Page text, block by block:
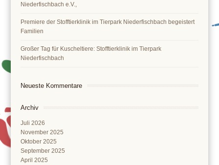
Niederfischbach e.V.,
Premiere der Stofftierklinik im Tierpark Niederfischbach begeistert
Familien
Großer Tag für Kuscheltiere: Stofftierklinik im Tierpark
Niederfischbach
Neueste Kommentare
Archiv
Juli 2026
November 2025
Oktober 2025
September 2025
April 2025